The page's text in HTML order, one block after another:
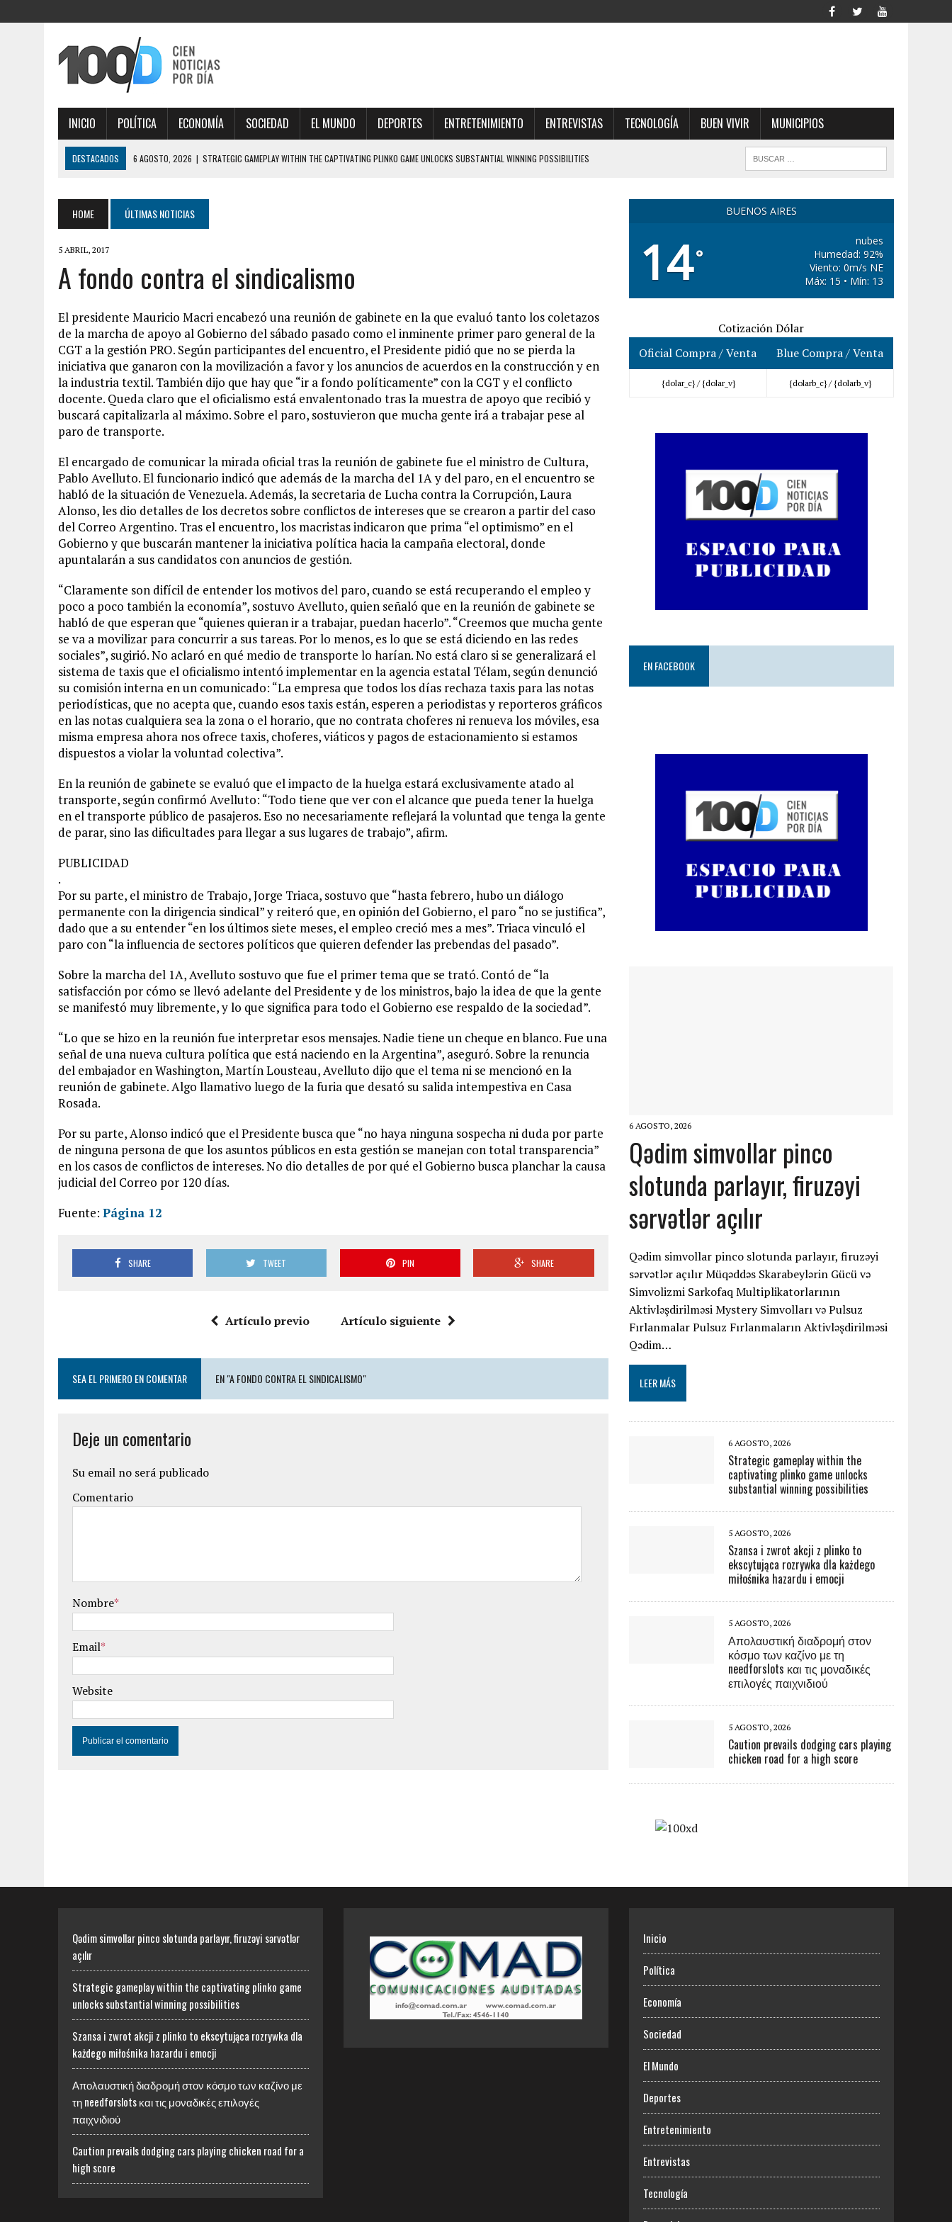
INICIO POLÍTICA ECONOMÍA SOCIEDAD EL MUNDO DEPORTES ENTRETENIMIENTO ENTREVISTAS TECNOLOGÍA BUEN VIVIR MUNICIPIOS
DESTACADOS 6 AGOSTO, 2026 | STRATEGIC GAMEPLAY WITHIN THE CAPTIVATING PLINKO GAME UNLOCKS SUBSTANTIAL WINNING POSSIBILITIES
5 AGOSTO, 2026
ΠΑΙΧΝΙΔΙΟΎ
5 AGOSTO, 2026
6 AGOSTO, 2026
QƏDIM SIMVOLLAR PINCO SLOTUNDA PARLAYIR, FIRUZƏYI SƏRVƏTLƏR AÇILIR
HOME ÚLTIMAS NOTICIAS
5 ABRIL, 2017
A fondo contra el sindicalismo
El presidente Mauricio Macri encabezó una reunión de gabinete en la que evaluó tanto los coletazos
de la marcha de apoyo al Gobierno del sábado pasado como el inminente primer paro general de la
CGT a la gestión PRO. Según participantes del encuentro, el Presidente pidió que no se pierda la
iniciativa que ganaron con la movilización a favor y los anuncios de acuerdos en la construcción y en
la industria textil. También dijo que hay que “ir a fondo políticamente” con la CGT y el conflicto
docente. Queda claro que el oficialismo está envalentonado tras la muestra de apoyo que recibió y
buscará capitalizarla al máximo. Sobre el paro, sostuvieron que mucha gente irá a trabajar pese al
paro de transporte.
El encargado de comunicar la mirada oficial tras la reunión de gabinete fue el ministro de Cultura,
Pablo Avelluto. El funcionario indicó que además de la marcha del 1A y del paro, en el encuentro se
habló de la situación de Venezuela. Además, la secretaria de Lucha contra la Corrupción, Laura
Alonso, les dio detalles de los decretos sobre conflictos de intereses que se crearon a partir del caso
del Correo Argentino. Tras el encuentro, los macristas indicaron que prima “el optimismo” en el
Gobierno y que buscarán mantener la iniciativa política hacia la campaña electoral, donde
apuntalarán a sus candidatos con anuncios de gestión.
“Claramente son difícil de entender los motivos del paro, cuando se está recuperando el empleo y
poco a poco también la economía”, sostuvo Avelluto, quien señaló que en la reunión de gabinete se
habló de que esperan que “quienes quieran ir a trabajar, puedan hacerlo”. “Creemos que mucha gente
se va a movilizar para concurrir a sus tareas. Por lo menos, es lo que se está diciendo en las redes
sociales”, sugirió. No aclaró en qué medio de transporte lo harían. No está claro si se generalizará el
sistema de taxis que el oficialismo intentó implementar en la agencia estatal Télam, según denunció
su comisión interna en un comunicado: “La empresa que todos los días rechaza taxis para las notas
periodísticas, que no acepta que, cuando esos taxis están, esperen a periodistas y reporteros gráficos
en las notas cualquiera sea la zona o el horario, que no contrata choferes ni renueva los móviles, esa
misma empresa ahora nos ofrece taxis, choferes, viáticos y pagos de estacionamiento si estamos
dispuestos a violar la voluntad colectiva”.
En la reunión de gabinete se evaluó que el impacto de la huelga estará exclusivamente atado al
transporte, según confirmó Avelluto: “Todo tiene que ver con el alcance que pueda tener la huelga
en el transporte público de pasajeros. Eso no necesariamente reflejará la voluntad que tenga la gente
de parar, sino las dificultades para llegar a sus lugares de trabajo”, afirm.
PUBLICIDAD
.
Por su parte, el ministro de Trabajo, Jorge Triaca, sostuvo que “hasta febrero, hubo un diálogo
permanente con la dirigencia sindical” y reiteró que, en opinión del Gobierno, el paro “no se justifica”,
dado que a su entender “en los últimos siete meses, el empleo creció mes a mes”. Triaca vinculó el
paro con “la influencia de sectores políticos que quieren defender las prebendas del pasado”.
Sobre la marcha del 1A, Avelluto sostuvo que fue el primer tema que se trató. Contó de “la
satisfacción por cómo se llevó adelante del Presidente y de los ministros, bajo la idea de que la gente
se manifestó muy libremente, y lo que significa para todo el Gobierno ese respaldo de la sociedad”.
“Lo que se hizo en la reunión fue interpretar esos mensajes. Nadie tiene un cheque en blanco. Fue una
señal de una nueva cultura política que está naciendo en la Argentina”, aseguró. Sobre la renuncia
del embajador en Washington, Martín Lousteau, Avelluto dijo que el tema ni se mencionó en la
reunión de gabinete. Algo llamativo luego de la furia que desató su salida intempestiva en Casa
Rosada.
Por su parte, Alonso indicó que el Presidente busca que “no haya ninguna sospecha ni duda por parte
de ninguna persona de que los asuntos públicos en esta gestión se manejan con total transparencia”
en los casos de conflictos de intereses. No dio detalles de por qué el Gobierno busca planchar la causa
judicial del Correo por 120 días.
Fuente: Página 12
SHARE TWEET PIN SHARE
Artículo previo Artículo siguiente
SEA EL PRIMERO EN COMENTAR EN "A FONDO CONTRA EL SINDICALISMO"
Deje un comentario
Su email no será publicado
Comentario
Nombre*
Email*
Website
BUENOS AIRES
14°
nubes
Humedad: 92%
Viento: 0m/s NE
Máx: 15 • Mín: 13
Cotización Dólar
Oficial Compra / Venta
Blue Compra / Venta
{dolar_c} / {dolar_v} {dolarb_c} / {dolarb_v}
EN FACEBOOK
6 AGOSTO, 2026
Qədim simvollar pinco
slotunda parlayır, firuzəyi
sərvətlər açılır
Qədim simvollar pinco slotunda parlayır, firuzəyi
sərvətlər açılır Müqəddəs Skarabeylərin Gücü və
Simvolizmi Sarkofaq Multiplikatorlarının
Aktivləşdirilməsi Mystery Simvolları və Pulsuz
Fırlanmalar Pulsuz Fırlanmaların Aktivləşdirilməsi
Qədim…
LEER MÁS
6 AGOSTO, 2026
Strategic gameplay within the
captivating plinko game unlocks
substantial winning possibilities
5 AGOSTO, 2026
Szansa i zwrot akcji z plinko to
ekscytująca rozrywka dla każdego
miłośnika hazardu i emocji
5 AGOSTO, 2026
Απολαυστική διαδρομή στον
κόσμο των καζίνο με τη
needforslots και τις μοναδικές
επιλογές παιχνιδιού
5 AGOSTO, 2026
Caution prevails dodging cars playing
chicken road for a high score
Qədim simvollar pinco slotunda parlayır, firuzəyi sərvətlər
açılır
Strategic gameplay within the captivating plinko game
unlocks substantial winning possibilities
Szansa i zwrot akcji z plinko to ekscytująca rozrywka dla
każdego miłośnika hazardu i emocji
Απολαυστική διαδρομή στον κόσμο των καζίνο με
τη needforslots και τις μοναδικές επιλογές
παιχνιδιού
Caution prevails dodging cars playing chicken road for a
high score
Inicio
Política
Economía
Sociedad
El Mundo
Deportes
Entretenimiento
Entrevistas
Tecnología